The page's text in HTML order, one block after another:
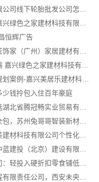
恒辉广告
嘉兴美居乐新房装修空间规划案例-嘉兴美居乐建材科技有限公司
钱拎包入住百年豪庭
工业园区工程施工二手房全包，苏州兔哥哥智装新材料有限公司一站式服务
平湖设计公寓价格嘉兴家美建材科技有限公司个性化全案设计
河南零百味供应链有限公司：轻投入硬折扣零食铺低风险经营
居安天成（西安）建筑工程有限责任公司，西安未央区一站式家装设计刚需房售后完善